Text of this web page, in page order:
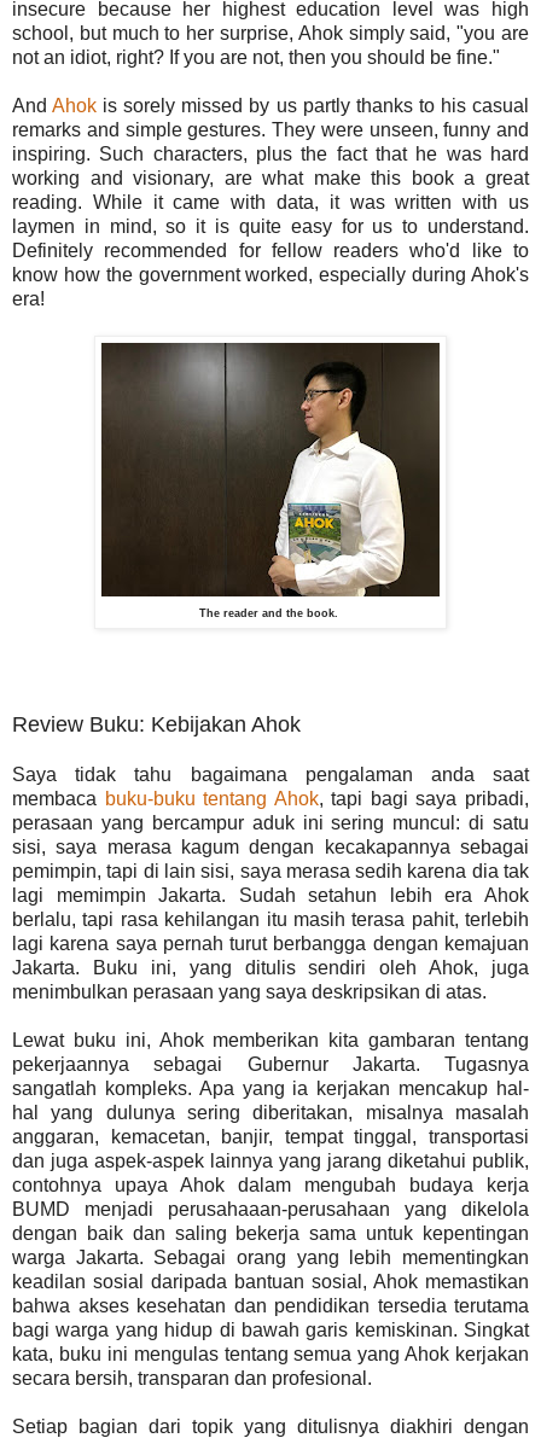
insecure because her highest education level was high
school, but much to her surprise, Ahok simply said, "you are
not an idiot, right? If you are not, then you should be fine."
AndAhok is sorely missed by us partly thanks to his casual
remarks and simple gestures. They were unseen, funny and
inspiring. Such characters, plus the fact that he was hard
working and visionary, are what make this book a great
reading. While it came with data, it was written with us
laymen in mind, so it is quite easy for us to understand.
Definitely recommended for fellow readers who'd like to
know how the government worked, especially during Ahok's
era!
The reader and the book.
Review Buku: Kebijakan Ahok
Saya tidak tahu bagaimana pengalaman anda saat
membaca buku-buku tentang Ahok, tapi bagi saya pribadi,
perasaan yang bercampur aduk ini sering muncul: di satu
sisi, saya merasa kagum dengan kecakapannya sebagai
pemimpin, tapi di lain sisi, saya merasa sedih karena dia tak
lagi memimpin Jakarta. Sudah setahun lebih era Ahok
berlalu, tapi rasa kehilangan itu masih terasa pahit, terlebih
lagi karena saya pernah turut berbangga dengan kemajuan
Jakarta. Buku ini, yang ditulis sendiri oleh Ahok, juga
menimbulkan perasaan yang saya deskripsikan di atas.
Lewat buku ini, Ahok memberikan kita gambaran tentang
pekerjaannya sebagai Gubernur Jakarta. Tugasnya
sangatlah kompleks. Apa yang ia kerjakan mencakup hal-
hal yang dulunya sering diberitakan, misalnya masalah
anggaran, kemacetan, banjir, tempat tinggal, transportasi
dan juga aspek-aspek lainnya yang jarang diketahui publik,
contohnya upaya Ahok dalam mengubah budaya kerja
BUMD menjadi perusahaaan-perusahaan yang dikelola
dengan baik dan saling bekerja sama untuk kepentingan
warga Jakarta. Sebagai orang yang lebih mementingkan
keadilan sosial daripada bantuan sosial, Ahok memastikan
bahwa akses kesehatan dan pendidikan tersedia terutama
bagi warga yang hidup di bawah garis kemiskinan. Singkat
kata, buku ini mengulas tentang semua yang Ahok kerjakan
secara bersih, transparan dan profesional.
Setiap bagian dari topik yang ditulisnya diakhiri dengan